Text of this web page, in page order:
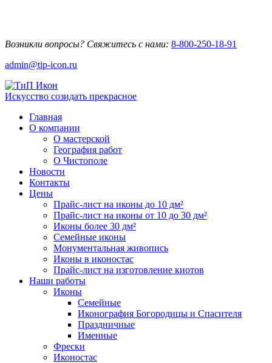
Возникли вопросы? Свяжитесь с нами: 8-800-250-18-91
admin@tip-icon.ru
Искусство созидать прекрасное
Главная
О компании
О мастерской
География работ
О Чистополе
Новости
Контакты
Цены
Прайс-лист на иконы до 10 дм²
Прайс-лист на иконы от 10 до 30 дм²
Иконы более 30 дм²
Семейные иконы
Монументальная живопись
Иконы в иконостас
Прайс-лист на изготовление киотов
Наши работы
Иконы
Семейные
Иконография Богородицы и Спасителя
Праздничные
Именные
Фрески
Иконостас